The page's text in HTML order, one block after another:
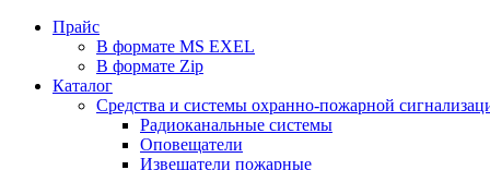
Прайс
В формате MS EXEL
В формате Zip
Каталог
Средства и системы охранно-пожарной
Радиоканальные системы
Оповещатели
Извещатели пожарные